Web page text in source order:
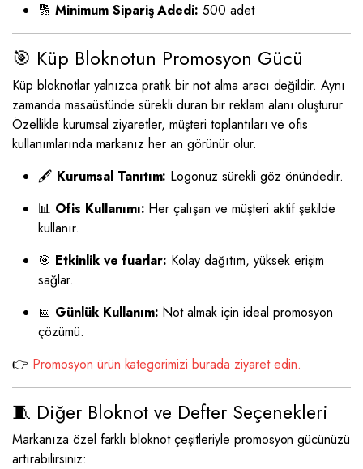
🔢 Minimum Sipariş Adedi: 500 adet
🎯 Küp Bloknotun Promosyon Gücü
Küp bloknotlar yalnızca pratik bir not alma aracı değildir. Aynı
zamanda masaüstünde sürekli duran bir reklam alanı oluşturur.
Özellikle kurumsal ziyaretler, müşteri toplantıları ve ofis
kullanımlarında markanız her an görünür olur.
🖋 Kurumsal Tanıtım: Logonuz sürekli göz önündedir.
📊 Ofis Kullanımı: Her çalışan ve müşteri aktif şekilde
kullanır.
🎯 Etkinlik ve fuarlar: Kolay dağıtım, yüksek erişim
sağlar.
📅 Günlük Kullanım: Not almak için ideal promosyon
çözümü.
👉 Promosyon ürün kategorimizi burada ziyaret edin.
🧵 Diğer Bloknot ve Defter Seçenekleri
Markanıza özel farklı bloknot çeşitleriyle promosyon gücünüzü
artırabilirsiniz: